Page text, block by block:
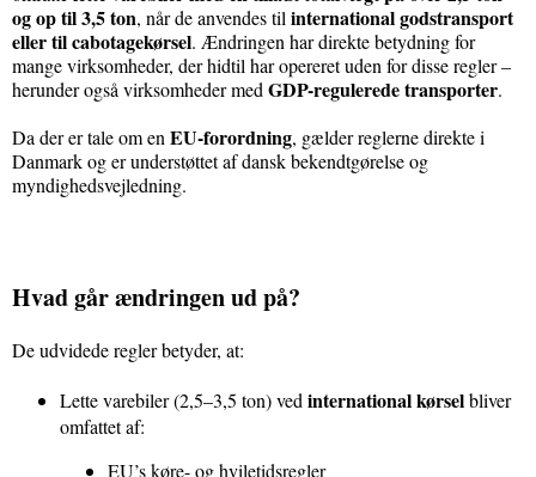
og op til 3,5 ton, når de anvendes til international godstransport
eller til cabotagekørsel. Ændringen har direkte betydning for
mange virksomheder, der hidtil har opereret uden for disse regler –
herunder også virksomheder med GDP-regulerede transporter.
Da der er tale om en EU-forordning, gælder reglerne direkte i
Danmark og er understøttet af dansk bekendtgørelse og
myndighedsvejledning.
Hvad går ændringen ud på?
De udvidede regler betyder, at:
Lette varebiler (2,5–3,5 ton) ved international kørselbliver
omfattet af:
EU’s køre- og hviletidsregler